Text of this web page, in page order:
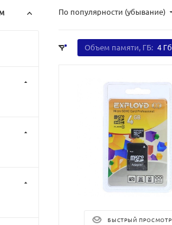
По популярности (убывание)
Объем памяти, ГБ: 4 Гб
БЫСТРЫЙ ПРОСМОТР